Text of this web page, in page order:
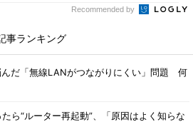
とMartin E. Hellman氏によっ
なみに「公開鍵暗号」は
考案され、1976年に Hellman氏
Directions in
発表された。RSA社の3人は、
Recommended by
事ランキング
んだ「無線LANがつながりにくい」問題 何
ら“ルーター再起動”、「原因はよく知らな